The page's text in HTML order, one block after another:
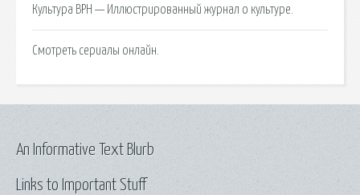
Культура ВРН — Иллюстрированный журнал о культуре.
Cмотреть сериалы онлайн.
Links to Important Stuff
An Informative Text Blurb